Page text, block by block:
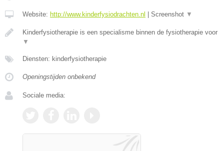
Website: http://www.kinderfysiodrachten.nl | Screenshot ▼
Kinderfysiotherapie is een specialisme binnen de fysiotherapie voor
▼
Diensten: kinderfysiotherapie
Openingstijden onbekend
Sociale media: